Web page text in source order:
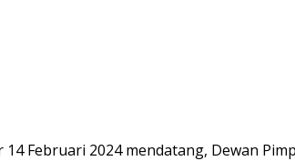
Februari 2024 mendatang, Dewan